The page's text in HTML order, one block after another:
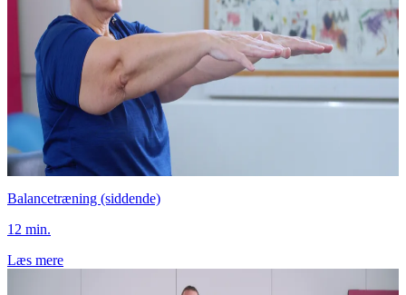
Balancetræning (siddende)
12 min.
Læs mere